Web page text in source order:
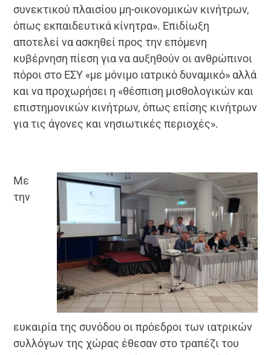
συνεκτικού πλαισίου μη-οικονομικών κινήτρων,
όπως εκπαιδευτικά κίνητρα». Επιδίωξη
αποτελεί να ασκηθεί προς την επόμενη
κυβέρνηση πίεση για να αυξηθούν οι ανθρώπινοι
πόροι στο ΕΣΥ «με μόνιμο ιατρικό δυναμικό» αλλά
και να προχωρήσει η «θέσπιση μισθολογικών και
επιστημονικών κινήτρων, όπως επίσης κινήτρων
για τις άγονες και νησιωτικές περιοχές».
Με
την
ευκαιρία της συνόδου οι πρόεδροι των ιατρικών
συλλόγων της χώρας έθεσαν στο τραπέζι του